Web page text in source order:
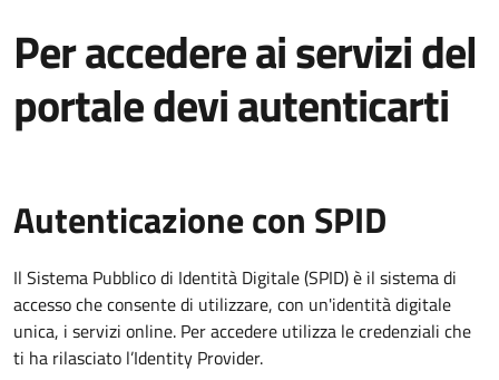
Per accedere ai servizi del
portale devi autenticarti
Autenticazione con SPID
Il Sistema Pubblico di Identità Digitale (SPID) è il sistema di
accesso che consente di utilizzare, con un'identità digitale
unica, i servizi online. Per accedere utilizza le credenziali che
ti ha rilasciato l’Identity Provider.